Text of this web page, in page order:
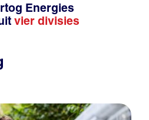
Energies
vier divisies